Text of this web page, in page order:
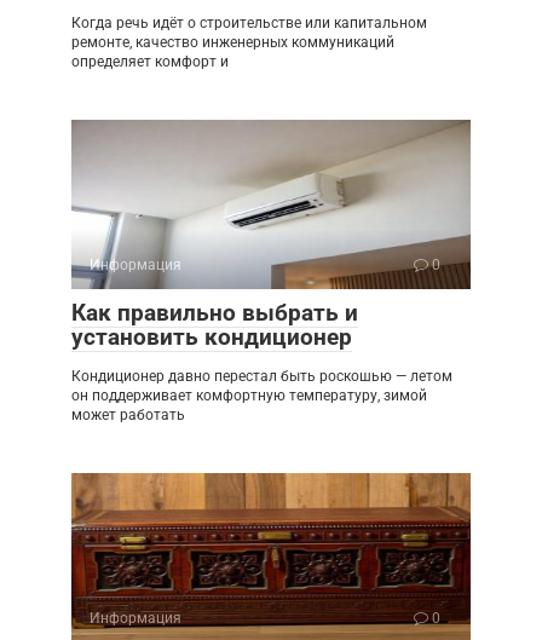
Когда речь идёт о строительстве или капитальном
ремонте, качество инженерных коммуникаций
определяет комфорт и
Информация 0
Как правильно выбрать и
установить кондиционер
Кондиционер давно перестал быть роскошью — летом
он поддерживает комфортную температуру, зимой
может работать
Информация 0